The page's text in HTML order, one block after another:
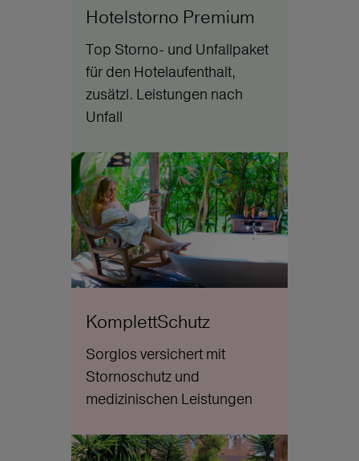
Hotelstorno Premium
Top Storno- und Unfallpaket
für den Hotelaufenthalt,
zusätzl. Leistungen nach
Unfall
KomplettSchutz
Sorglos versichert mit
Stornoschutz und
medizinischen Leistungen